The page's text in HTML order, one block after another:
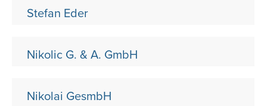
Stefan Eder
Nikolic G. & A. GmbH
Nikolai GesmbH